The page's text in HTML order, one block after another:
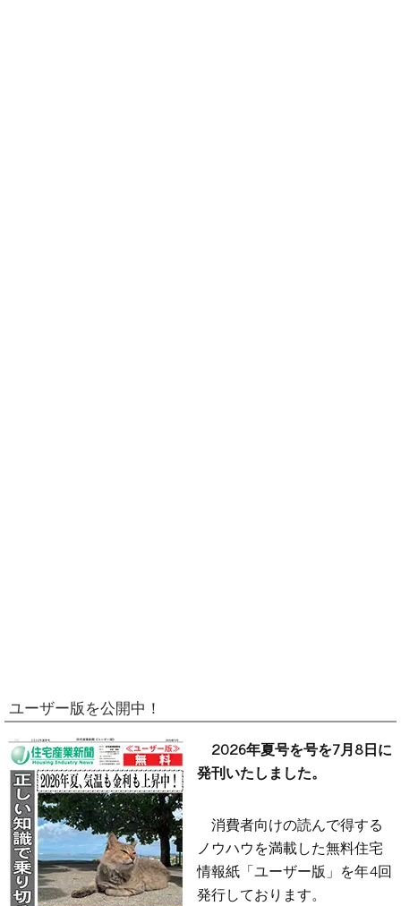
ユーザー版を公開中！
2026年夏号を号を7月8日に
発刊いたしました。
消費者向けの読んで得する
ノウハウを満載した無料住宅
情報紙「ユーザー版」を年4回
発行しております。